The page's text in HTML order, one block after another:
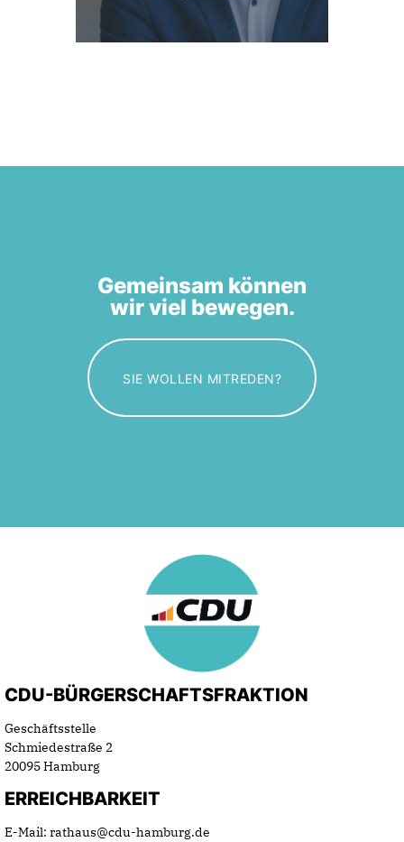
Gemeinsam können
wir viel bewegen.
SIE WOLLEN MITREDEN?
CDU-BÜRGERSCHAFTSFRAKTION
Geschäftsstelle
Schmiedestraße 2
20095 Hamburg
ERREICHBARKEIT
E-Mail: rathaus@cdu-hamburg.de